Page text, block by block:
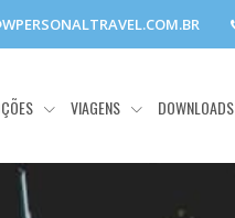
VIAGENS DOWNLOADS